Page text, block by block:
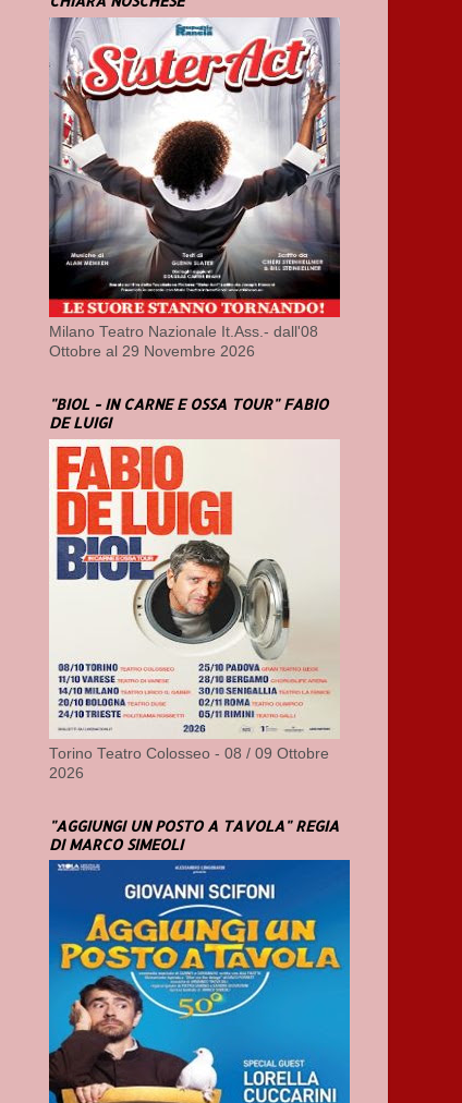
Milano Teatro Nazionale It.Ass.- dall'08
Ottobre al 29 Novembre 2026
"BIOL - IN CARNE E OSSA TOUR" FABIO
DE LUIGI
Torino Teatro Colosseo - 08 / 09 Ottobre
2026
"AGGIUNGI UN POSTO A TAVOLA" REGIA
DI MARCO SIMEOLI